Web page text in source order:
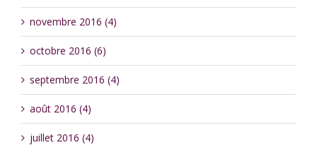
novembre 2016 (4)
octobre 2016 (6)
septembre 2016 (4)
août 2016 (4)
juillet 2016 (4)